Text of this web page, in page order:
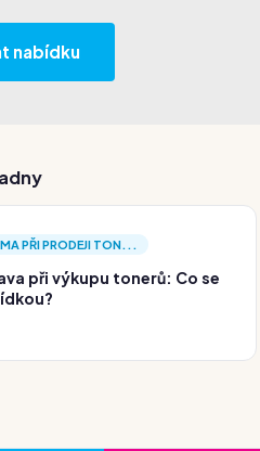
nabídku
PŘI PRODEJI TON...
při výkupu tonerů: Co se